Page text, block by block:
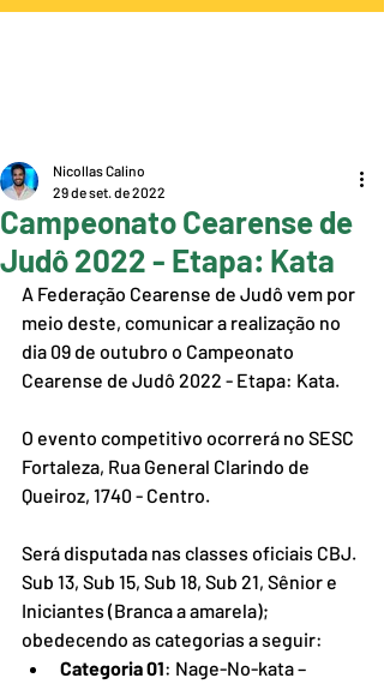
Campeonato Cearense de
Judô 2022 - Etapa: Kata
Nicollas Calino
29 de set. de 2022
A Federação Cearense de Judô vem por
meio deste, comunicar a realização no
dia 09 de outubro o Campeonato
Cearense de Judô 2022 - Etapa: Kata.
O evento competitivo ocorrerá no SESC
Fortaleza, Rua General Clarindo de
Queiroz, 1740 - Centro.
Será disputada nas classes oficiais CBJ.
Sub 13, Sub 15, Sub 18, Sub 21, Sênior e
Iniciantes (Branca a amarela);
obedecendo as categorias a seguir:
Categoria 01: Nage-No-kata –